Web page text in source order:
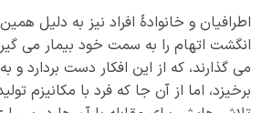
ده نشانه کلیدی برای تشخیص حملات
آن ها
چرا و چگونه شیطان گاهی مانع رشد و
عامل آن است؟
اطرافیان و خانوادۀ افراد نیز به دلیل
انگشت اتهام را به سمت خود بیمار می
می گذارند، که از این افکار دست بردارد و
برخیزد، اما از آن جا که فرد با مکانیزم